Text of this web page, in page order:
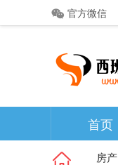
官方微信
首页
房产